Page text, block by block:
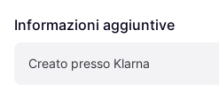
Informazioni aggiuntive
Creato presso Klarna